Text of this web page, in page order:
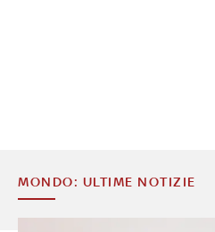
MONDO: ULTIME NOTIZIE